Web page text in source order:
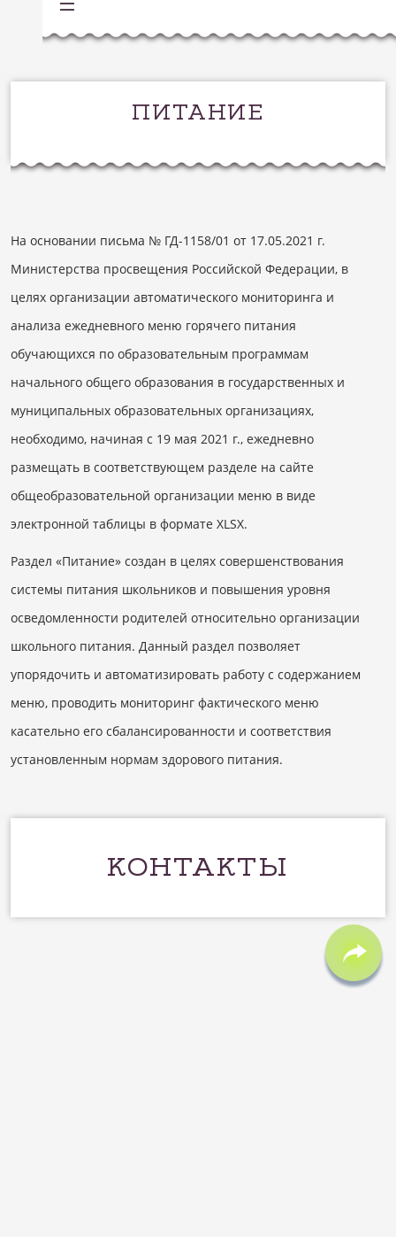
ПИТАНИЕ
На основании письма № ГД-1158/01 от 17.05.2021 г.
Министерства просвещения Российской Федерации, в
целях организации автоматического мониторинга и
анализа ежедневного меню горячего питания
обучающихся по образовательным программам
начального общего образования в государственных и
муниципальных образовательных организациях,
необходимо, начиная с 19 мая 2021 г., ежедневно
размещать в соответствующем разделе на сайте
общеобразовательной организации меню в виде
электронной таблицы в формате XLSX.
Раздел «Питание» создан в целях совершенствования
системы питания школьников и повышения уровня
осведомленности родителей относительно организации
школьного питания. Данный раздел позволяет
упорядочить и автоматизировать работу с содержанием
меню, проводить мониторинг фактического меню
касательно его сбалансированности и соответствия
установленным нормам здорового питания.
КОНТАКТЫ